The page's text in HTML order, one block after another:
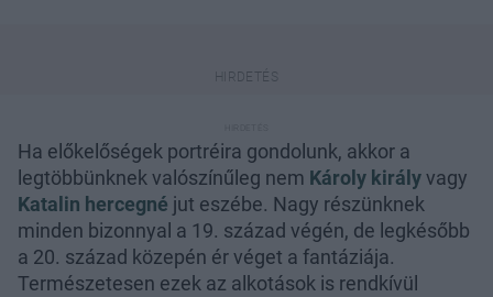
Ha előkelőségek portréira gondolunk, akkor a
legtöbbünknek valószínűleg nem Károly királyvagy
Katalin hercegné jut eszébe. Nagy részünknek
minden bizonnyal a 19. század végén, de legkésőbb
a 20. század közepén ér véget a fantáziája.
Természetesen ezek az alkotások is rendkívül